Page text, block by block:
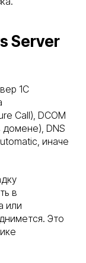
Server
1С
Call), DCOM
домене), DNS
иначе
в
или
Это